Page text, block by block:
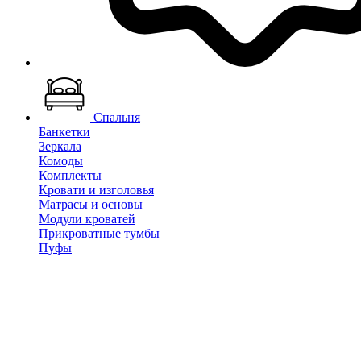
Спальня
Банкетки
Зеркала
Комоды
Комплекты
Кровати и изголовья
Матрасы и основы
Модули кроватей
Прикроватные тумбы
Пуфы